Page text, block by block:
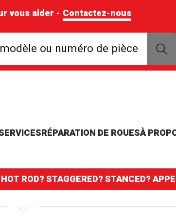
vous aider - Contactez-nous
ou numéro de pièce
Rechercher par marque,
RÉPARATION DE ROUESÀ
ROD? STAGGERED? STANCED?